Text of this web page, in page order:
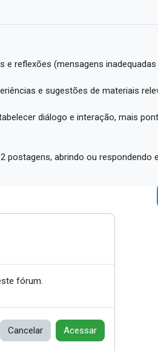
reflexões (mensagens
e sugestões de materiais
diálogo e interação, mais
postagens, abrindo ou respondendo
fórum.
Cancelar Acessar